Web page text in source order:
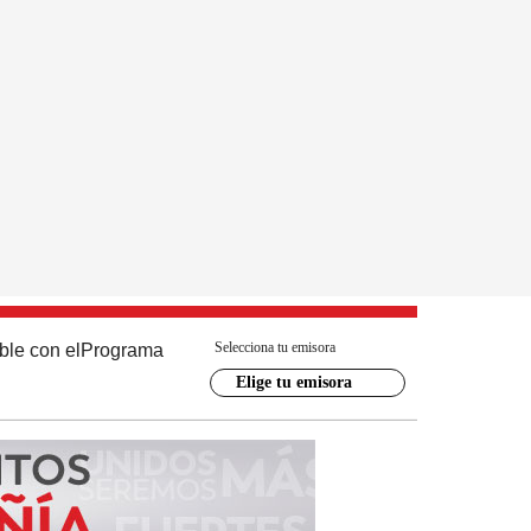
con el Programa Selecciona tu emisora
Elige tu emisora